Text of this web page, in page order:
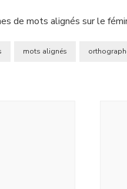
de mots alignés sur le
mots alignés